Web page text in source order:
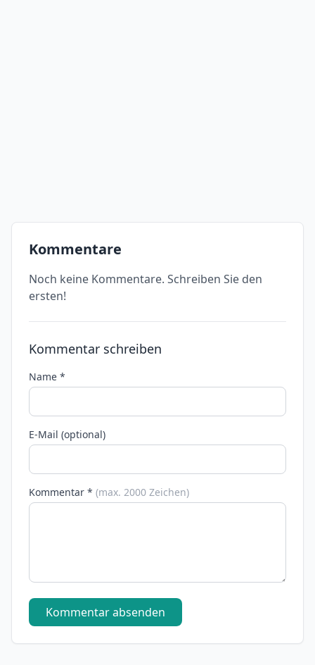
Kommentare
Noch keine Kommentare. Schreiben Sie den
ersten!
Kommentar schreiben
Name *
E-Mail (optional)
Kommentar * (max. 2000 Zeichen)
Kommentar absenden